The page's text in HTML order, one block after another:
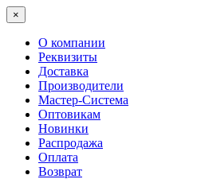
×
О компании
Реквизиты
Доставка
Производители
Мастер-Система
Оптовикам
Новинки
Распродажа
Оплата
Возврат